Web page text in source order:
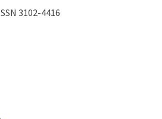
3102-4416